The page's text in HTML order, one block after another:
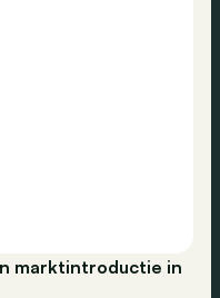
marktintroductie in